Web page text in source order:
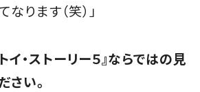
ります（笑）」
イ・ストーリー５』ならではの見
さい。